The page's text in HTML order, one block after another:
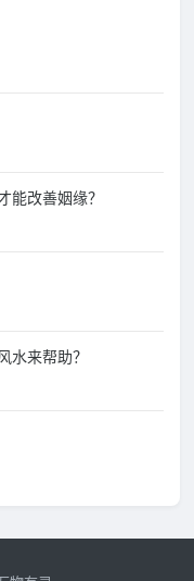
能改善姻缘？
水来帮助？